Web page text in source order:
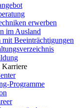
erwerben
im Ausland
mit Beeinträchtigungen
Programme